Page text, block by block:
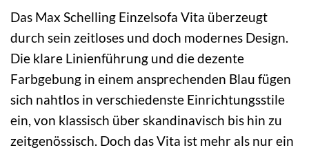
Das Max Schelling Einzelsofa Vita überzeugt
durch sein zeitloses und doch modernes Design.
Die klare Linienführung und die dezente
Farbgebung in einem ansprechenden Blau fügen
sich nahtlos in verschiedenste Einrichtungsstile
ein, von klassisch über skandinavisch bis hin zu
zeitgenössisch. Doch das Vita ist mehr als nur ein